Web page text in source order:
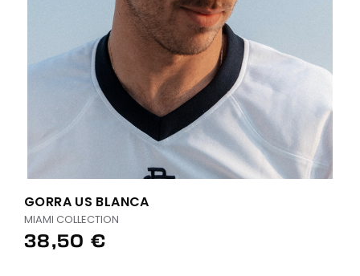
GORRA US BLANCA
MIAMI COLLECTION
38,50 €